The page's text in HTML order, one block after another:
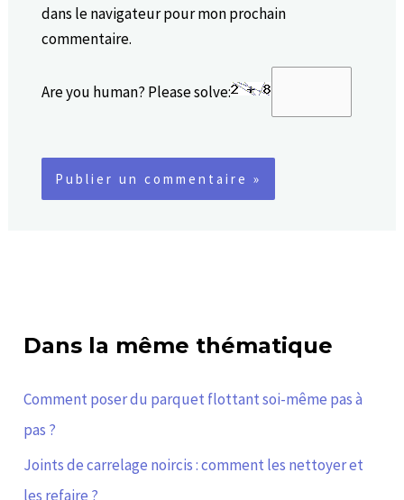
dans le navigateur pour mon prochain
commentaire.
Are you human? Please solve:
Dans la même thématique
Comment poser du parquet flottant soi-même pas à
pas ?
Joints de carrelage noircis : comment les nettoyer et
les refaire ?